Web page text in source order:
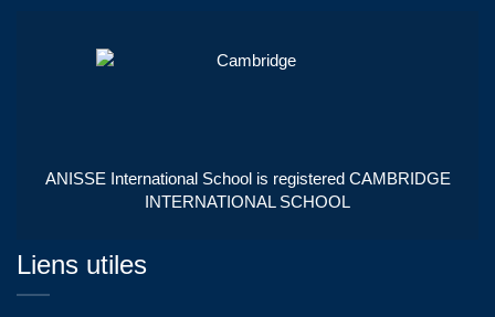
ANISSE International School is registered CAMBRIDGE
INTERNATIONAL SCHOOL
Liens utiles